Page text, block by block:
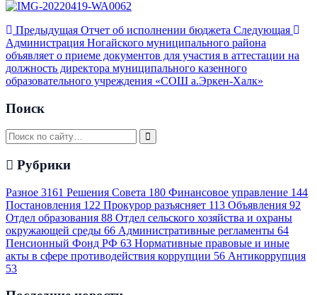
Предыдущая Отчет об исполнении бюджета Следующая
Администрация Ногайского муниципального района
объявляет о приеме документов для участия в аттестации на
должность директора муниципального казенного
образовательного учреждения «СОШ а.Эркен-Халк»
Поиск
Рубрики
Разное 3161 Решения Совета 180 Финансовое управление 144
Постановления 122 Прокурор разъясняет 113 Объявления 92
Отдел образования 88 Отдел сельского хозяйства и охраны
окружающей среды 66 Административные регламенты 64
Пенсионный Фонд РФ 63 Нормативные правовые и иные
акты в сфере противодействия коррупции 56 Антикоррупция
53